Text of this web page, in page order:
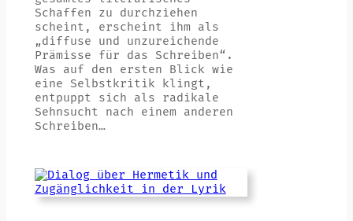
Schaffen zu durchziehen
scheint, erscheint ihm als
„diffuse und unzureichende
Prämisse für das Schreiben“.
Was auf den ersten Blick wie
eine Selbstkritik klingt,
entpuppt sich als radikale
Sehnsucht nach einem anderen
Schreiben…